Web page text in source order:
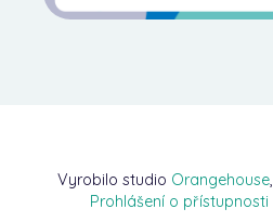
Vyrobilo studio Orangehouse,
Prohlášení o přístupnosti